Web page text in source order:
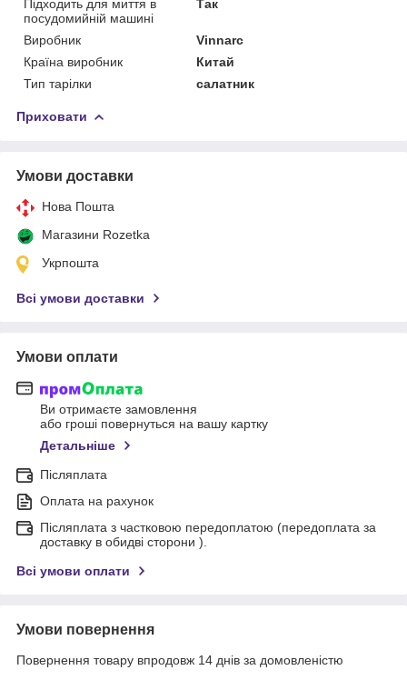
Підходить для миття в
посудомийній машині
Так
Виробник
Vinnarc
Країна виробник
Китай
Тип тарілки
салатник
Приховати
Умови доставки
Нова Пошта
Магазини Rozetka
Укрпошта
Всі умови доставки
Умови оплати
Ви отримаєте замовлення
або гроші повернуться на вашу картку
Детальніше
Післяплата
Оплата на рахунок
Післяплата з частковою передоплатою (передоплата за
доставку в обидві сторони ).
Всі умови оплати
Умови повернення
Повернення товару впродовж 14 днів за домовленістю